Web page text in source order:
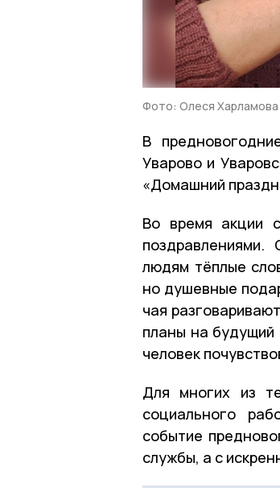
Фото: Олеся Харламова
В
Уварово и
«Домашний
Во время акции
людям тёплые
но душевные
чая
планы на будущий
человек
Для многих из
социального
событие
службы, а с